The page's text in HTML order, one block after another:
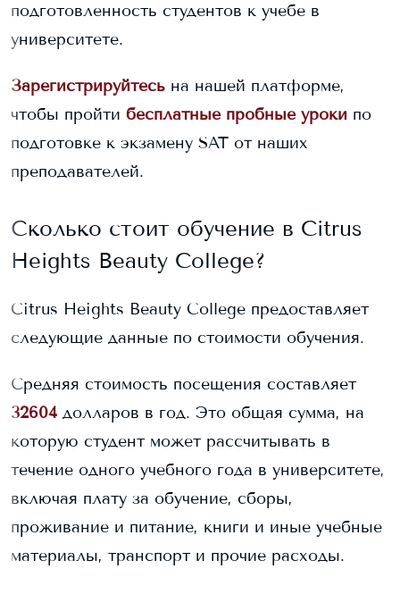
подготовленность студентов к учебе в
университете.
Зарегистрируйтесь на нашей платформе,
чтобы пройти бесплатные пробные уроки по
подготовке к экзамену SAT от наших
преподавателей.
Сколько стоит обучение в Citrus
Heights Beauty College?
Citrus Heights Beauty College предоставляет
следующие данные по стоимости обучения.
Средняя стоимость посещения составляет
32604 долларов в год. Это общая сумма, на
которую студент может рассчитывать в
течение одного учебного года в университете,
включая плату за обучение, сборы,
проживание и питание, книги и иные учебные
материалы, транспорт и прочие расходы.